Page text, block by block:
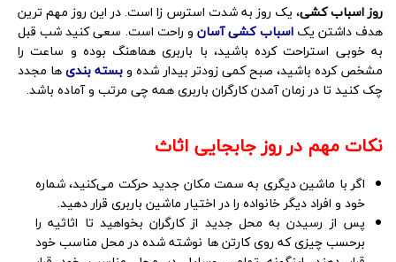
روز اسباب کشی، یک روز به شدت استرس زا است. در این روز مهم ترین
هدف داشتن یک اسباب کشی آسانو راحت است. سعی کنید شب قبل
به خوبی استراحت کرده باشید، با باربری هماهنگ بوده و ساعت را
مشخص کرده باشید، صبح کمی زودتر بیدار شده وبسته بندیها مجدد
چک کنید تا در زمان آمدن کارگران باربری همه چی مرتب و آماده باشد.
نکات مهم در روزجابجایی اثاث
اگر با ماشین دیگری به سمت مکان جدید حرکت می‌کنید، شماره
خود و افراد دیگر خانواده را در اختیار ماشین باربری قرار دهید.
پس از رسیدن به محل جدید از کارگران بخواهید تا اثاثیه را
برحسب چیزی که روی کارتن ها نوشته شده در محل مناسب خود